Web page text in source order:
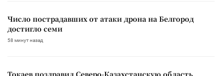
Число пострадавших от атаки дрона на Белгород
достигло семи
58 минут назад
Токаев поздравил Северо-Казахстанскую область